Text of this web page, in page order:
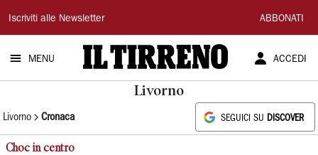
Il
Tirreno
Iscriviti alle Newsletter ABBONATI
MENU ACCEDI
Livorno
Livorno Cronaca SEGUICI SU DISCOVER
Choc in centro